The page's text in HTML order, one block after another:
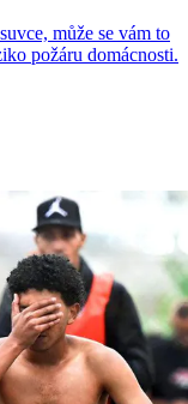
může se vám to
požáru domácnosti.